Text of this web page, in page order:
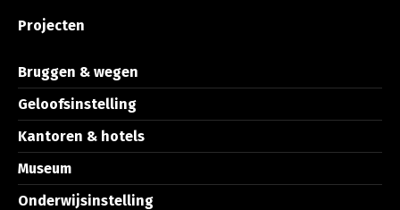
Projecten
Bruggen & wegen
Geloofsinstelling
Kantoren & hotels
Museum
Onderwijsinstelling